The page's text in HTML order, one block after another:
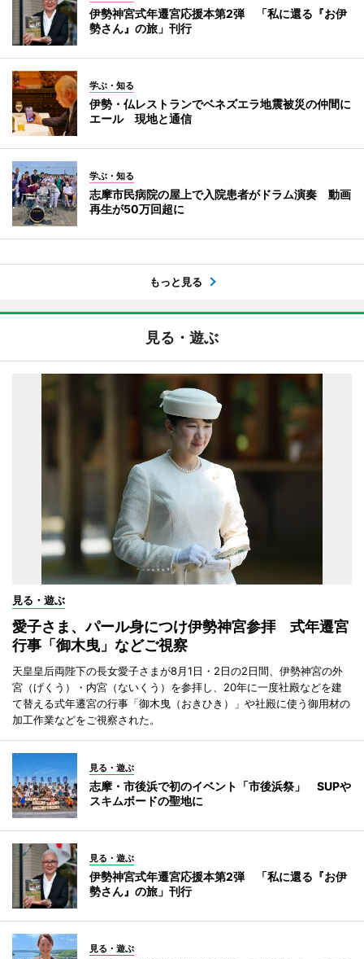
伊勢神宮式年遷宮応援本第2弾 「私に還る『お伊
勢さん』の旅」刊行
学ぶ・知る
伊勢・仏レストランでベネズエラ地震被災の仲間に
エール 現地と通信
学ぶ・知る
志摩市民病院の屋上で入院患者がドラム演奏 動画
再生が50万回超に
もっと見る
見る・遊ぶ
見る・遊ぶ
愛子さま、パール身につけ伊勢神宮参拝 式年遷宮
行事「御木曳」などご視察
天皇皇后両陛下の長女愛子さまが8月1日・2日の2日間、伊勢神宮の外
宮（げくう）・内宮（ないくう）を参拝し、20年に一度社殿などを建
て替える式年遷宮の行事「御木曳（おきひき）」や社殿に使う御用材の
加工作業などをご視察された。
見る・遊ぶ
志摩・市後浜で初のイベント「市後浜祭」 SUPや
スキムボードの聖地に
見る・遊ぶ
伊勢神宮式年遷宮応援本第2弾 「私に還る『お伊
勢さん』の旅」刊行
見る・遊ぶ